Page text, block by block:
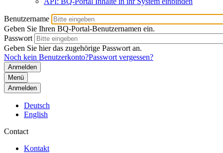
Benutzername
Geben Sie Ihren BQ-Portal-Benutzernamen ein.
Passwort
Geben Sie hier das zugehörige Passwort an.
Noch kein Benutzerkonto?Passwort vergessen?
Menü
Anmelden
Deutsch
English
Contact
Kontakt